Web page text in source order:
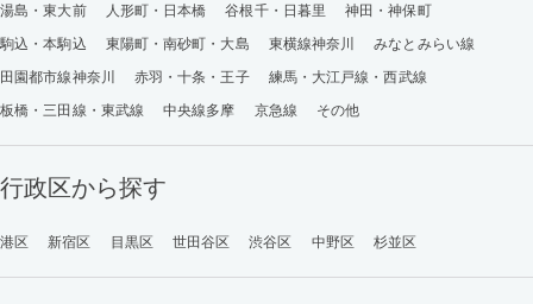
湯島・東大前
人形町・日本橋 谷根千・日暮里
神田・神保町
駒込・本駒込
東陽町・南砂町・大島 東横線神奈川
みなとみらい線
田園都市線神奈川
赤羽・十条・王子
練馬・大江戸線・西武線
板橋・三田線・東武線
中央線多摩 京急線 その他
行政区から探す
港区 新宿区 目黒区 世田谷区 渋谷区 中野区 杉並区